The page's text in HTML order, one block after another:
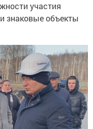
участия
знаковые объекты